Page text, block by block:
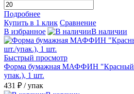
Подробнее
Купить в 1 клик Сравнение
В избранное
В наличии
Быстрый просмотр
Форма бумажная МАФФИН
упак.), 1 шт.
431 ₽ / упак